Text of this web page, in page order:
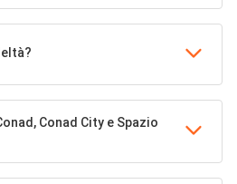
Conad City e Spazio